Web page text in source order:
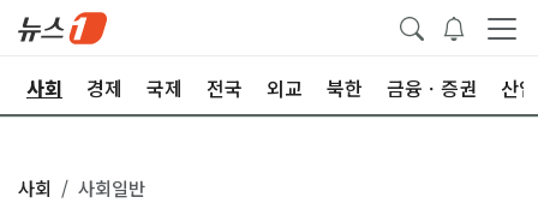
사회 경제 국제 전국 외교 북한 금융ㆍ증권 산업
사회 사회일반